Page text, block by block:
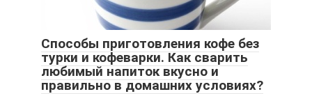
Способы приготовления кофе без
турки и кофеварки. Как сварить
любимый напиток вкусно и
правильно в домашних условиях?